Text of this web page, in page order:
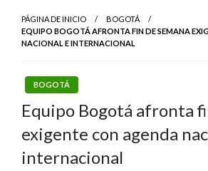
PÁGINA DE INICIO
BOGOTÁ
EQUIPO BOGOTÁ AFRONTA FIN DE SEMANA
NACIONAL E INTERNACIONAL
BOGOTÁ
Equipo Bogotá afronta
exigente con agenda
internacional